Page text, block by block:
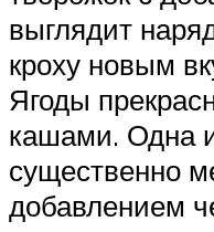
выглядит
кроху новым
Ягоды
кашами. Одна
существенно
добавлением